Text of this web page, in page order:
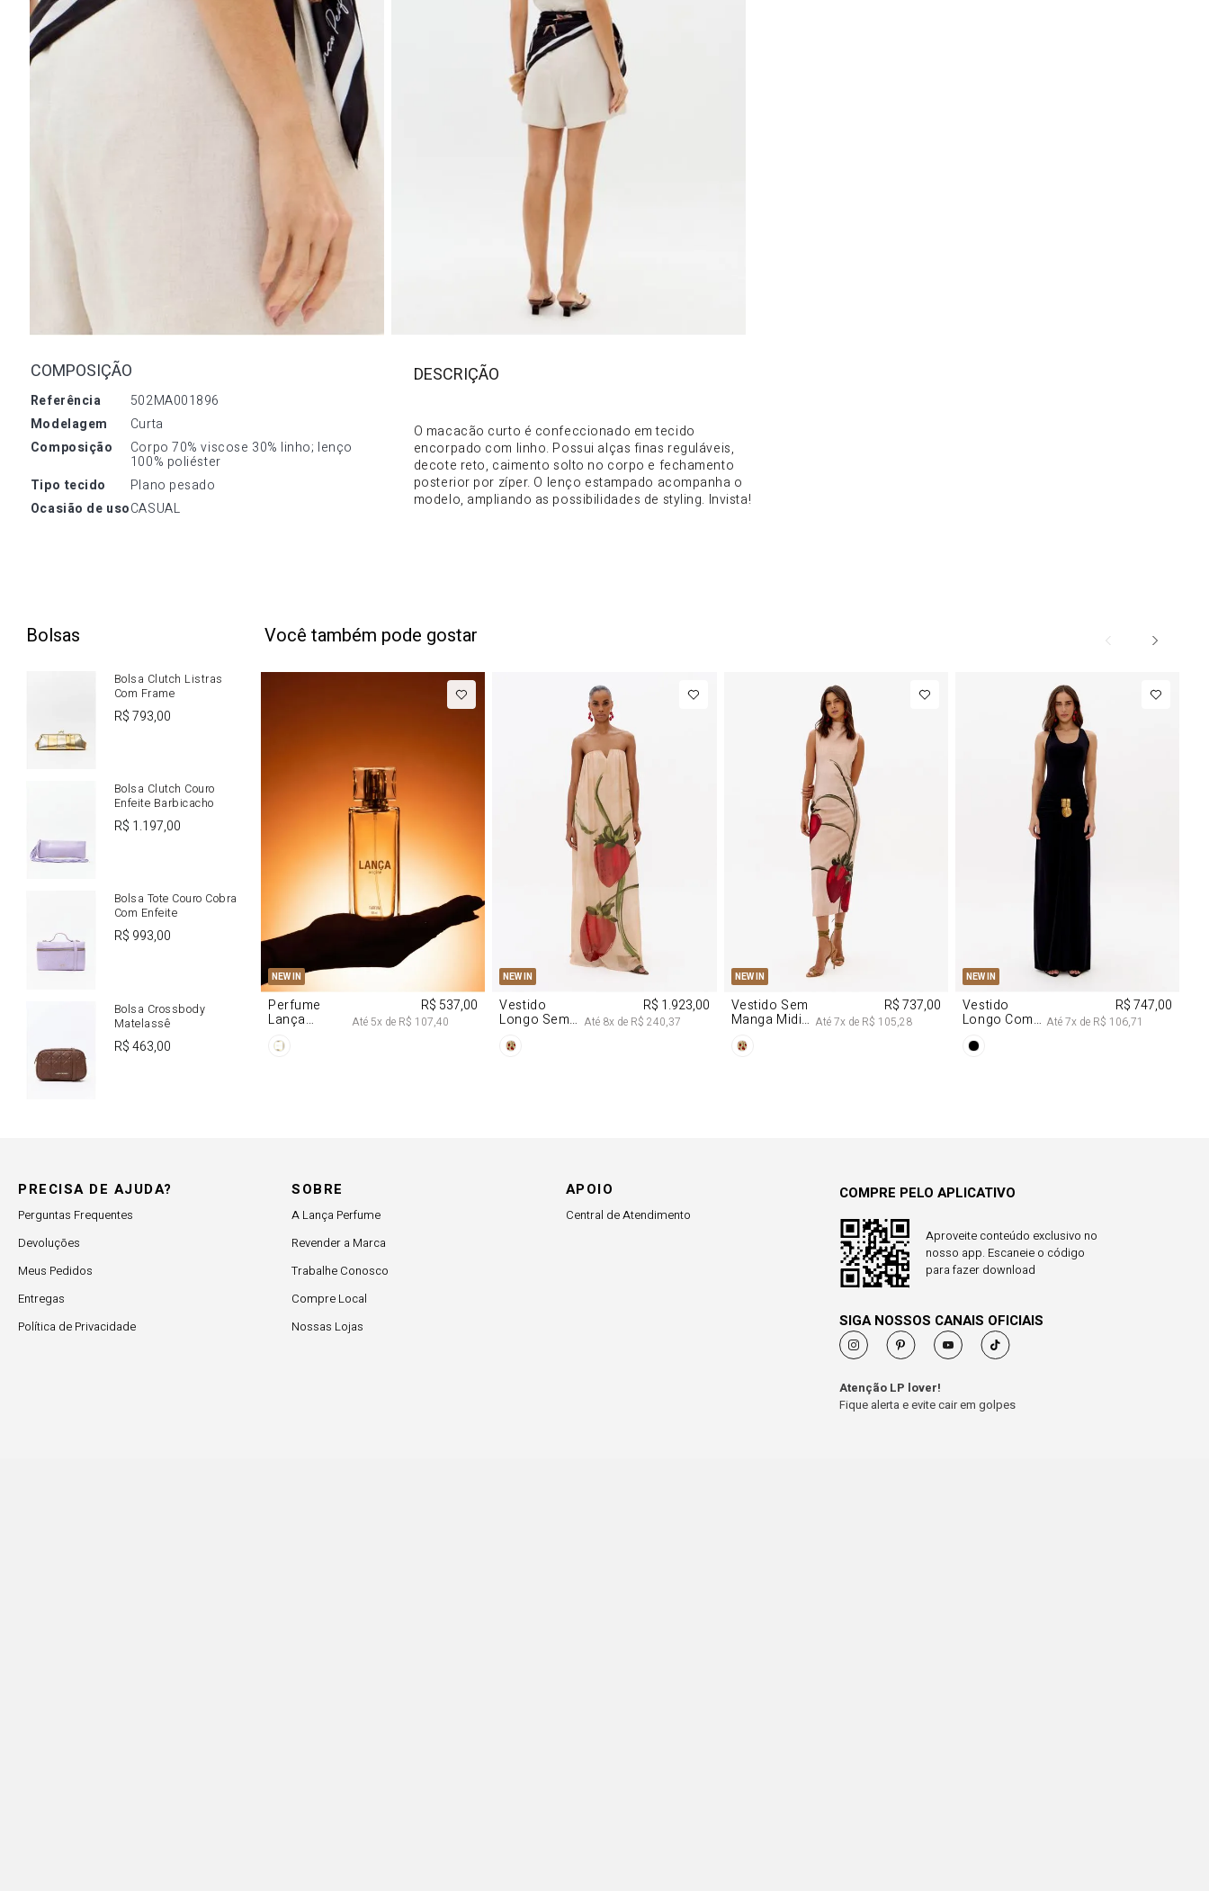
COMPOSIÇÃO
referência
502MA001896
modelagem
Curta
composição
Corpo 70% viscose 30% linho; lenço
100% poliéster
tipo tecido
Plano pesado
ocasião de usoCASUAL
O macacão curto é confeccionado em tecido
encorpado com linho. Possui alças finas reguláveis,
decote reto, caimento solto no corpo e fechamento
posterior por zíper. O lenço estampado acompanha o
modelo, ampliando as possibilidades de styling. Invista!
Bolsas
Bolsa Clutch Listras
Com Frame
R$793,00
Bolsa Clutch Couro
Enfeite Barbicacho
R$ 1.197,00
Bolsa Tote Couro Cobra
Com Enfeite
R$ 993,00
Bolsa Crossbody
Matelassê
R$463,00
Você também pode gostar
NEW IN
U
Perfume
Lança
R$ 537,00
Até 5x de R$ 107,40
NEW IN
M G
Vestido
Longo Sem
Chiffon
R$ 1.923,00
Até 8x de R$ 240,37
NEW IN
PP M
Vestido Sem
Manga Midi
Morango
R$ 737,00
Até7x de R$ 105,28
NEW IN
PP M
Vestido
Longo Com
Na Frente
R$ 747,00
Até7x de R$ 106,71
PRECISA DE AJUDA?
Perguntas Frequentes
Devoluções
Meus Pedidos
Entregas
Política de Privacidade
SOBRE
A Lança Perfume
Revender a Marca
Trabalhe Conosco
Compre Local
Nossas Lojas
APOIO
Central de Atendimento
COMPRE PELO APLICATIVO
Aproveite conteúdo exclusivo no
nosso app. Escaneie o código
para fazer download
SIGA NOSSOS CANAIS OFICIAIS
Atenção LP lover!
Fique alerta e evite cair em golpes